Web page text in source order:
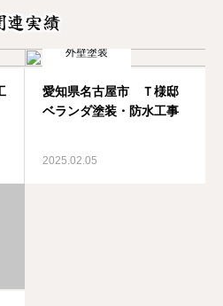
連実績
外壁塗装
愛知県名古屋市 Ｔ様邸
ベランダ塗装・防水工事
2025.02.05